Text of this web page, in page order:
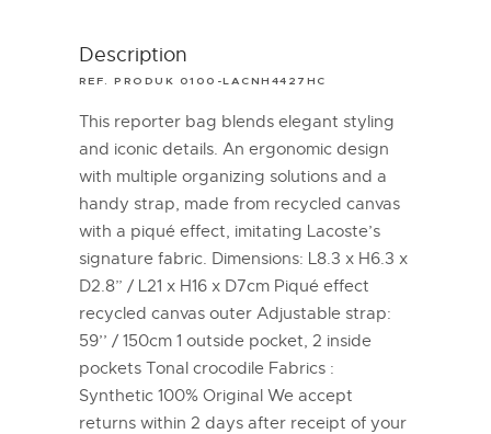
Description
REF. PRODUK 0100-LACNH4427HC
This reporter bag blends elegant styling
and iconic details. An ergonomic design
with multiple organizing solutions and a
handy strap, made from recycled canvas
with a piqué effect, imitating Lacoste’s
signature fabric. Dimensions: L8.3 x H6.3 x
D2.8” / L21 x H16 x D7cm Piqué effect
recycled canvas outer Adjustable strap:
59’’ / 150cm 1 outside pocket, 2 inside
pockets Tonal crocodile Fabrics :
Synthetic 100% Original We accept
returns within 2 days after receipt of your